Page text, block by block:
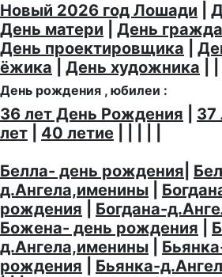
Новый 2026 год Лошади
День матери
День
День проектировщика
ёжика
День художника
День рождения , юбилеи :
36 лет День Рождения 37
лет
40 летие
Белла- день рождения
д.Ангела,именины
рождения
Богдана-
Божена- день рождения
д.Ангела,именины
рождения
Бьянка-